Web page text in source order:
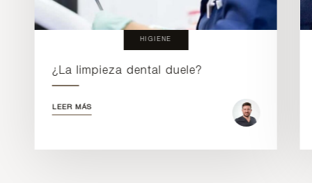
HIGIENE
¿La limpieza dental duele?
LEER MÁS